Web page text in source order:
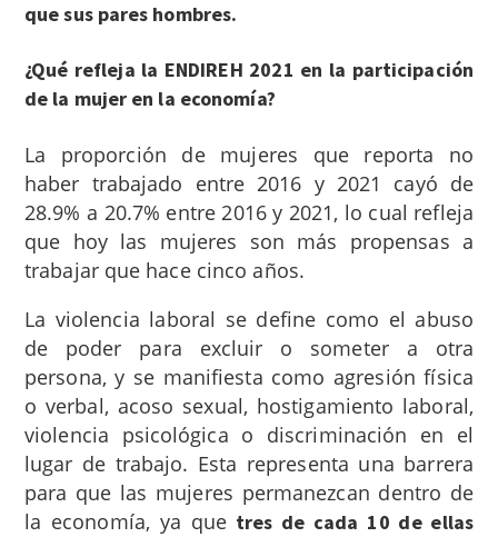
que sus pares hombres.
¿Qué refleja la ENDIREH 2021 en la participación
de la mujer en la economía?
La proporción de mujeres que reporta no
haber trabajado entre 2016 y 2021 cayó de
28.9% a 20.7% entre 2016 y 2021, lo cual refleja
que hoy las mujeres son más propensas a
trabajar que hace cinco años.
La violencia laboral se define como el abuso
de poder para excluir o someter a otra
persona, y se manifiesta como agresión física
o verbal, acoso sexual, hostigamiento laboral,
violencia psicológica o discriminación en el
lugar de trabajo. Esta representa una barrera
para que las mujeres permanezcan dentro de
la economía, ya que tres de cada 10 de ellas